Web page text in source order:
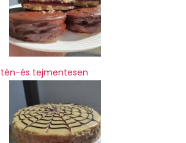
és tejmentesen